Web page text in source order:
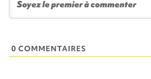
0 COMMENTAIRES